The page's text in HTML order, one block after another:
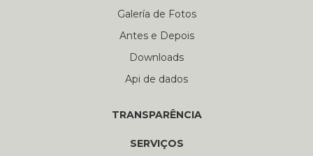
Galería de Fotos
Antes e Depois
Downloads
Api de dados
TRANSPARÊNCIA
SERVIÇOS